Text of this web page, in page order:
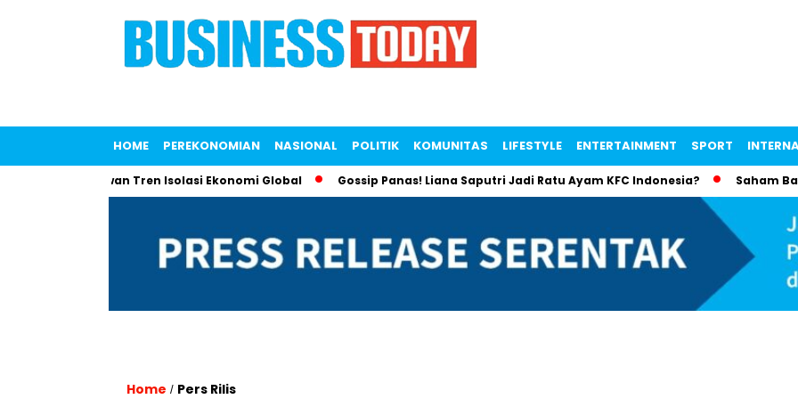
HOME PEREKONOMIAN NASIONAL POLITIK KOMUNITAS LIFESTYLE ENTERTAINMENT SPORT
untuk Lawan Tren Isolasi Ekonomi Global Gossip Panas! Liana Saputri Jadi Ratu Ayam KFC Indonesia? Saham Bayan
Home / Pers Rilis